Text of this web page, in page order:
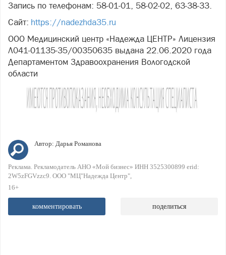
Запись по телефонам: 58-01-01, 58-02-02, 63-38-33.
Сайт: https://nadezhda35.ru
ООО Медицинский центр «Надежда ЦЕНТР» Лицензия
Л041-01135-35/00350635 выдана 22.06.2020 года
Департаментом Здравоохранения Вологодской
области
Автор: Дарья Романова
Реклама. Рекламодатель АНО «Мой бизнес» ИНН 3525300899 erid:
2W5zFGVzzc9. ООО "МЦ"Надежда Центр"
16+
комментировать поделиться